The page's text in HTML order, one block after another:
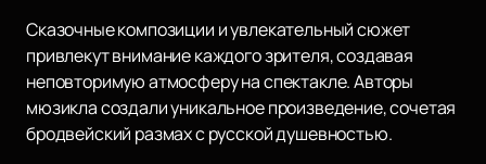
Сказочные композиции и увлекательный сюжет
привлекут внимание каждого зрителя, создавая
неповторимую атмосферу на спектакле. Авторы
мюзикла создали уникальное произведение, сочетая
бродвейский размах с русской душевностью.